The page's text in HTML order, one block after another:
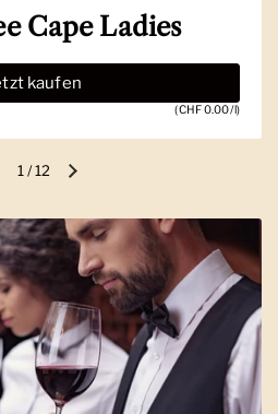
Cape Ladies
kaufen
(CHF 0.00/l)
Folie
Nächste Folie
1/12